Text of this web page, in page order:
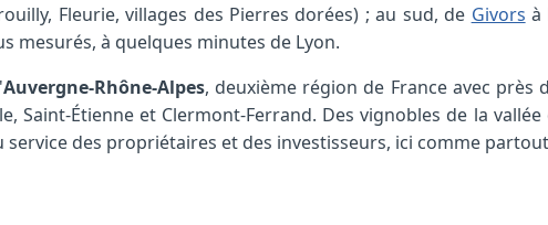
Fleurie, villages des Pierres dorées) ; au sud, de Givors à
mesurés, à quelques minutes de Lyon.
Auvergne-Rhône-Alpes, deuxième région de France avec
Saint-Étienne et Clermont-Ferrand. Des vignobles de la
des propriétaires et des investisseurs, ici comme